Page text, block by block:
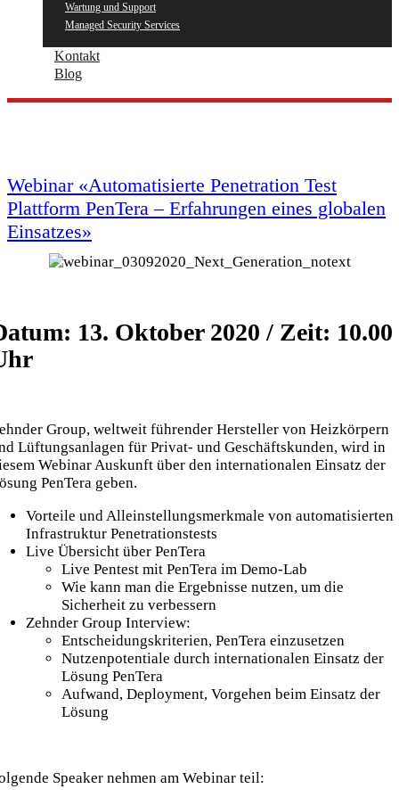
Wartung und Support
Managed Security Services
Kontakt
Blog
Webinar «Automatisierte Penetration Test
Plattform PenTera – Erfahrungen eines globalen
Einsatzes»
13. Oktober 2020 / Zeit: 10.00
Group, weltweit führender Hersteller von Heizkörpern
Lüftungsanlagen für Privat- und Geschäftskunden, wird in
Webinar Auskunft über den internationalen Einsatz der
PenTera geben.
Vorteile und Alleinstellungsmerkmale von automatisierten
Infrastruktur Penetrationstests
Live Übersicht über PenTera
Live Pentest mit PenTera im Demo-Lab
Wie kann man die Ergebnisse nutzen, um die
Sicherheit zu verbessern
Zehnder Group Interview:
Entscheidungskriterien, PenTera einzusetzen
Nutzenpotentiale durch internationalen Einsatz der
Lösung PenTera
Aufwand, Deployment, Vorgehen beim Einsatz der
Lösung
Speaker nehmen am Webinar teil: